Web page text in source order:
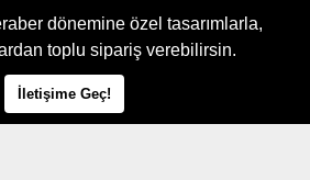
dönemine özel tasarımlarla,
toplu sipariş verebilirsin.
İletişime Geç!